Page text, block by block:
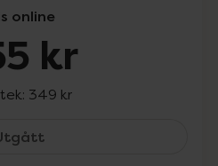
online
kr
349 kr
MARIA ÅKERBERG